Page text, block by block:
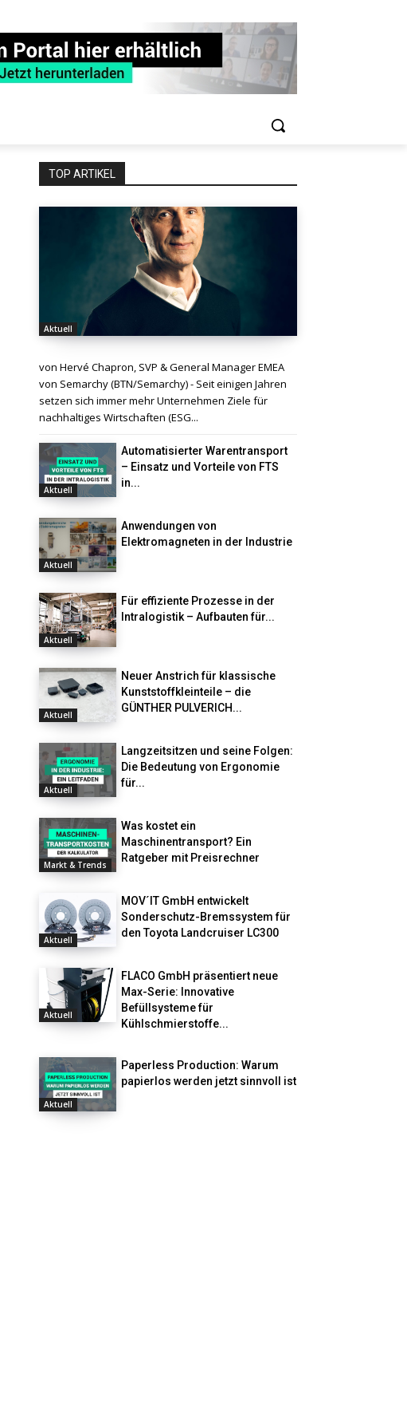
TOP ARTIKEL
Aktuell
von Hervé Chapron, SVP & General Manager EMEA
von Semarchy (BTN/Semarchy) - Seit einigen Jahren
setzen sich immer mehr Unternehmen Ziele für
nachhaltiges Wirtschaften (ESG...
Aktuell
Automatisierter Warentransport
– Einsatz und Vorteile von FTS
in...
Aktuell
Anwendungen von
Elektromagneten in der Industrie
Aktuell
Für effiziente Prozesse in der
Intralogistik – Aufbauten für...
Aktuell
Neuer Anstrich für klassische
Kunststoffkleinteile – die
GÜNTHER PULVERICH...
Aktuell
Langzeitsitzen und seine Folgen:
Die Bedeutung von Ergonomie
für...
Markt & Trends
Was kostet ein
Maschinentransport? Ein
Ratgeber mit Preisrechner
Aktuell
MOV´IT GmbH entwickelt
Sonderschutz-Bremssystem für
den Toyota Landcruiser LC300
Aktuell
FLACO GmbH präsentiert neue
Max-Serie: Innovative
Befüllsysteme für
Kühlschmierstoffe...
Aktuell
Paperless Production: Warum
papierlos werden jetzt sinnvoll ist